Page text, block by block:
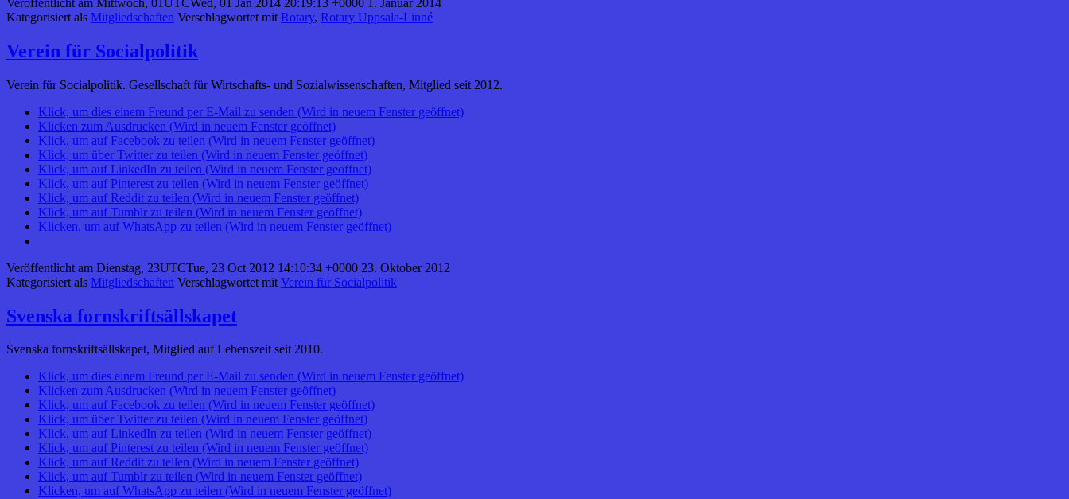
Kategorisiert als Mitgliedschaften Verschlagwortet mit Rotary, Rotary Uppsala-Linné
Verein für Socialpolitik
Verein für Socialpolitik. Gesellschaft für Wirtschafts- und Sozialwissenschaften, Mitglied seit 2012.
Klick, um dies einem Freund per E-Mail zu senden (Wird in neuem Fenster geöffnet)
Klicken zum Ausdrucken (Wird in neuem Fenster geöffnet)
Klick, um auf Facebook zu teilen (Wird in neuem Fenster geöffnet)
Klick, um über Twitter zu teilen (Wird in neuem Fenster geöffnet)
Klick, um auf LinkedIn zu teilen (Wird in neuem Fenster geöffnet)
Klick, um auf Pinterest zu teilen (Wird in neuem Fenster geöffnet)
Klick, um auf Reddit zu teilen (Wird in neuem Fenster geöffnet)
Klick, um auf Tumblr zu teilen (Wird in neuem Fenster geöffnet)
Klicken, um auf WhatsApp zu teilen (Wird in neuem Fenster geöffnet)
Veröffentlicht am Dienstag, 23UTCTue, 23 Oct 2012 14:10:34 +0000 23. Oktober 2012
Kategorisiert als Mitgliedschaften Verschlagwortet mit Verein für Socialpolitik
Svenska fornskriftsällskapet
Svenska fornskriftsällskapet, Mitglied auf Lebenszeit seit 2010.
Klick, um dies einem Freund per E-Mail zu senden (Wird in neuem Fenster geöffnet)
Klicken zum Ausdrucken (Wird in neuem Fenster geöffnet)
Klick, um auf Facebook zu teilen (Wird in neuem Fenster geöffnet)
Klick, um über Twitter zu teilen (Wird in neuem Fenster geöffnet)
Klick, um auf LinkedIn zu teilen (Wird in neuem Fenster geöffnet)
Klick, um auf Pinterest zu teilen (Wird in neuem Fenster geöffnet)
Klick, um auf Reddit zu teilen (Wird in neuem Fenster geöffnet)
Klick, um auf Tumblr zu teilen (Wird in neuem Fenster geöffnet)
Klicken, um auf WhatsApp zu teilen (Wird in neuem Fenster geöffnet)